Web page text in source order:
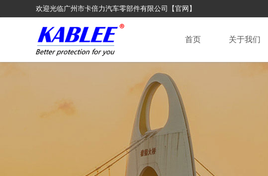
欢迎光临广州市卡倍力汽车零部件有限公司【官网】
首页 关于我们